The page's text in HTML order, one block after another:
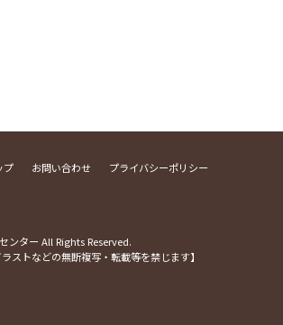
プ お問い合わせ プライバシーポリシー
ター All Rights Reserved.
ストなどの無断複写・転載等を禁じます】